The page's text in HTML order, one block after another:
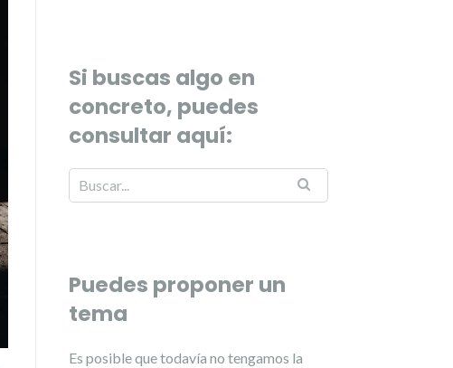
Si buscas algo en
concreto, puedes
consultar aquí:
Puedes proponer un
tema
Es posible que todavía no tengamos la